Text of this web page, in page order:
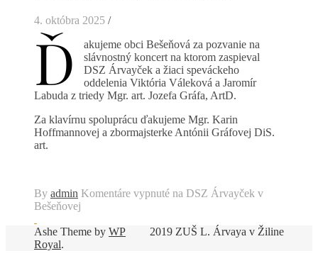
4. októbra 2025 /
Ď
akujeme obci Bešeňová za pozvanie na
slávnostný koncert na ktorom zaspieval
DSZ Árvayček a žiaci speváckeho
oddelenia Viktória Váleková a Jaromír
Labuda z triedy Mgr. art. Jozefa Gráfa, ArtD.
Za klavírnu spoluprácu ďakujeme Mgr. Karin
Hoffmannovej a zbormajsterke Antónii Gráfovej DiS.
art.
By admin Komentáre vypnuté na DSZ Árvayček v
Bešeňovej
2019 ZUŠ L. Árvaya v Žiline
Ashe Theme by WP
Royal.